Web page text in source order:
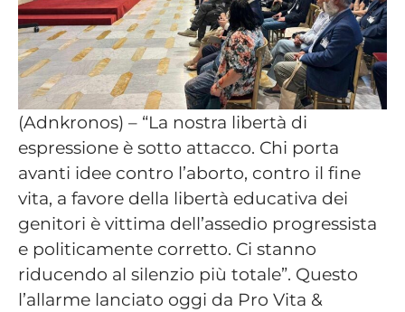
(Adnkronos) – “La nostra libertà di
espressione è sotto attacco. Chi porta
avanti idee contro l’aborto, contro il fine
vita, a favore della libertà educativa dei
genitori è vittima dell’assedio progressista
e politicamente corretto. Ci stanno
riducendo al silenzio più totale”. Questo
l’allarme lanciato oggi da Pro Vita &